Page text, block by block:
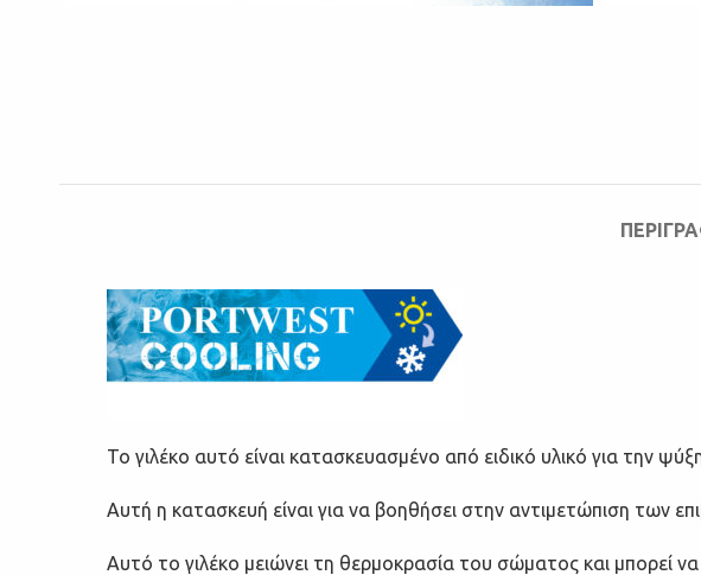
Το γιλέκο αυτό είναι κατασκευασμένο από ειδικό υλικό για την
Αυτή η κατασκευή είναι για να βοηθήσει στην αντιμετώπιση των
Αυτό το γιλέκο μειώνει τη θερμοκρασία του σώματος και μπορεί